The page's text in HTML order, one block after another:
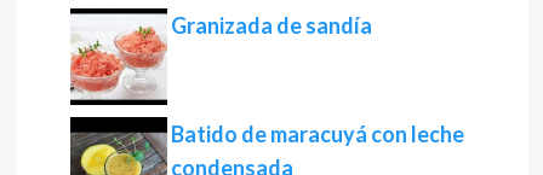
Granizada de sandía
Batido de maracuyá con leche
condensada